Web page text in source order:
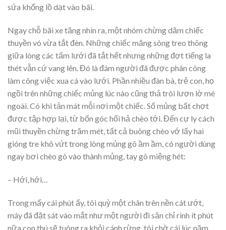
sứa khổng lồ dạt vào bãi.
Ngay chỗ bãi xe tăng nhìn ra, một nhóm chừng dăm chiếc
thuyền vó vừa tắt đèn. Những chiếc măng sông treo thõng
giữa lòng các tấm lưới đã tắt hết nhưng những đợt tiếng la
thét vẫn cứ vang lên. Đó là đám người đã được phân công
làm công việc xua cá vào lưới. Phần nhiều đàn bà, trẻ con, họ
ngồi trên những chiếc mủng lúc nào cũng thả trôi lượn lờ mé
ngoài. Có khi tản mát mỗi nơi một chiếc. Số mủng bất chợt
được tập hợp lại, từ bốn góc hối hả chèo tới. Đến cự ly cách
mũi thuyền chừng trăm mét, tất cả buông chèo vớ lấy hai
gióng tre khô vứt trong lòng mủng gõ ầm ầm, có người dùng
ngay bơi chèo gõ vào thành mủng, tay gõ miệng hét:
– Hới, hới…
Trong mấy cái phút ấy, tôi quỳ một chân trên nền cát ướt,
máy đã đặt sát vào mắt như một người đi săn chỉ rình ít phút
nữa con thú sẽ tuông ra khỏi cánh rừng, tôi chờ cái lúc năm